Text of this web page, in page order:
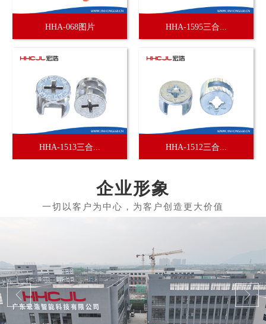
HHA-068图片 HHA-1595三合...
HHA-1513三合... HHA-1512三合...
企业形象